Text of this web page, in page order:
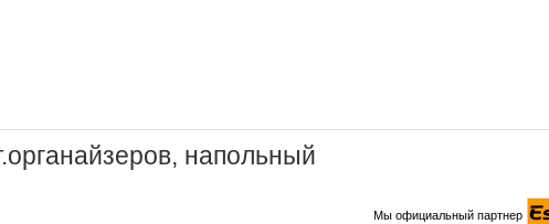
напольный
Мы официальный партнер